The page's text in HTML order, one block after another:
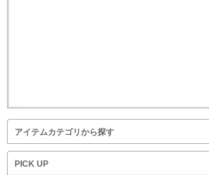
アイテムカテゴリから探す
PICK UP